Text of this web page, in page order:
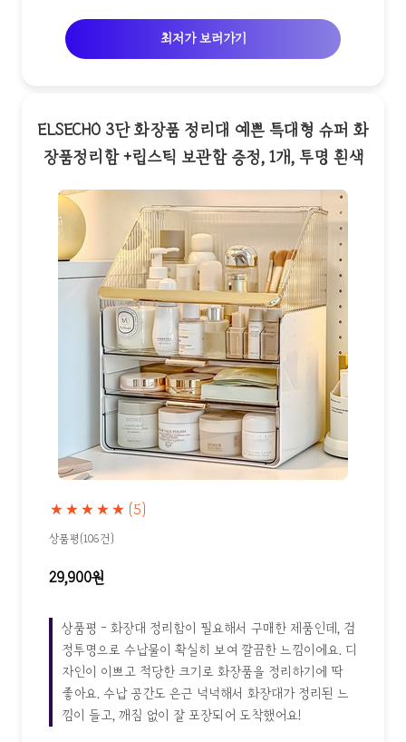
최저가 보러가기
ELSECHO 3단 화장품 정리대 예쁜 특대형 슈퍼 화
장품정리함 +립스틱 보관함 증정, 1개, 투명 흰색
★★★★★ (5)
상품평(106건)
29,900원
상품평 - 화장대 정리함이 필요해서 구매한 제품인데, 검
정투명으로 수납물이 확실히 보여 깔끔한 느낌이에요. 디
자인이 이쁘고 적당한 크기로 화장품을 정리하기에 딱
좋아요. 수납 공간도 은근 넉넉해서 화장대가 정리된 느
낌이 들고, 깨짐 없이 잘 포장되어 도착했어요!